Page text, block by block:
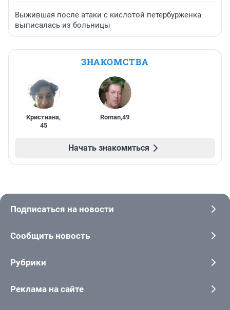
Выжившая после атаки с кислотой петербурженка
выписалась из больницы
ЗНАКОМСТВА
Кристиана,
45
Roman,49
Начать знакомиться
Подписаться на новости
Сообщить новость
Рубрики
Реклама на сайте